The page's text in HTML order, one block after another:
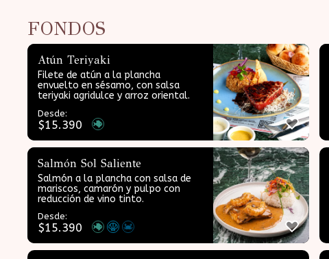
FONDOS
Atún Teriyaki
Filete de atún a la plancha
envuelto en sésamo, con salsa
teriyaki agridulce y arroz oriental.
Desde:
$15.390
Salmón Sol Saliente
Salmón a la plancha con salsa de
mariscos, camarón y pulpo con
reducción de vino tinto.
Desde:
$15.390